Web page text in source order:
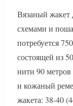
Вязаный
схемами и
потребуется
состоящей из
нити 90
и кожаный
жакета: 38-40